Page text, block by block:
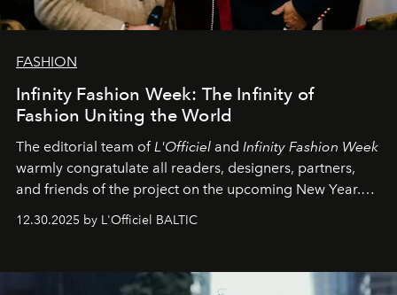
FASHION
Infinity Fashion Week: The Infinity of
Fashion Uniting the World
The editorial team of L'Officiel and Infinity Fashion Week
warmly congratulate all readers, designers, partners,
and friends of the project on the upcoming New Year.
achievements.
12.30.2025 by L'Officiel BALTIC